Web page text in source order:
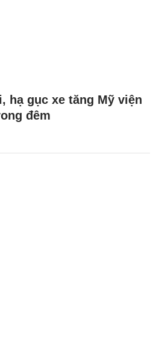
hạ gục xe tăng Mỹ viện
đêm